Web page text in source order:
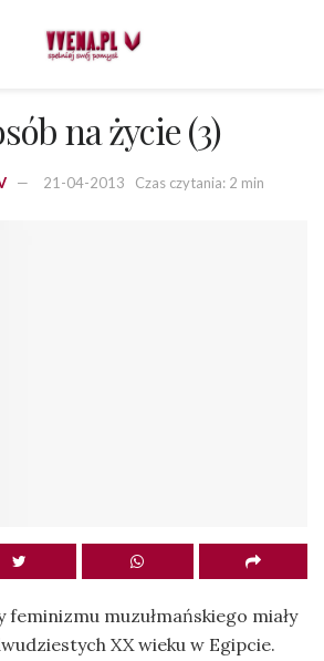
na życie (3)
21-04-2013 Czas czytania: 2 min
muzułmańskiego miały
XX wieku w Egipcie.